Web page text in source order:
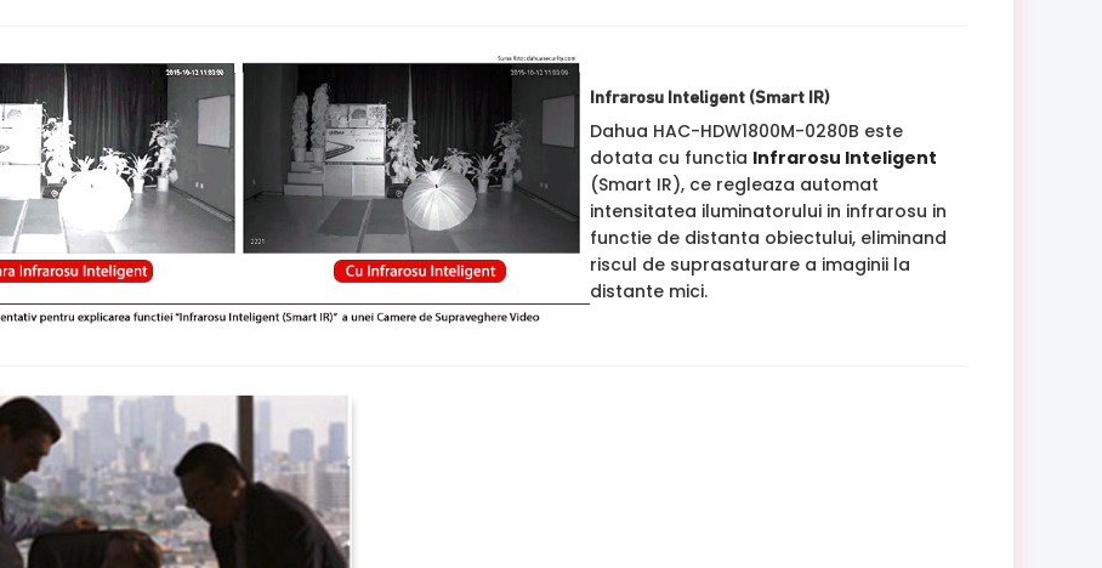
Infrarosu Inteligent (Smart IR)
Dahua HAC-HDW1800M-0280B este
dotata cu functia Infrarosu Inteligent
(Smart IR), ce regleaza automat
intensitatea iluminatorului in infrarosu in
functie de distanta obiectului, eliminand
riscul de suprasaturare a imaginii la
distante mici.